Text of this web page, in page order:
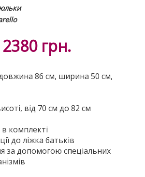
2380 грн.
86 см, ширина 50 см,
від 70 см до 82 см
комплекті
до ліжка батьків
за допомогою спеціальних